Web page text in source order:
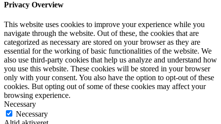
Privacy Overview
This website uses cookies to improve your experience while you
navigate through the website. Out of these, the cookies that are
categorized as necessary are stored on your browser as they are
essential for the working of basic functionalities of the website. We
also use third-party cookies that help us analyze and understand how
you use this website. These cookies will be stored in your browser
only with your consent. You also have the option to opt-out of these
cookies. But opting out of some of these cookies may affect your
browsing experience.
Necessary
Necessary